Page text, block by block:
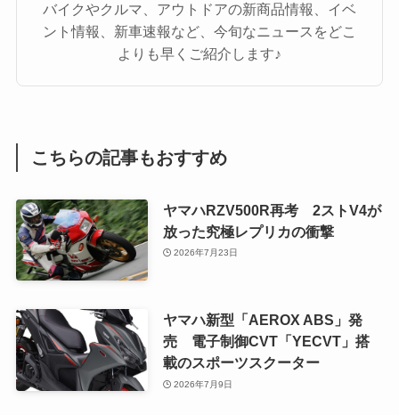
バイクやクルマ、アウトドアの新商品情報、イベ
ント情報、新車速報など、今旬なニュースをどこ
よりも早くご紹介します♪
こちらの記事もおすすめ
ヤマハRZV500R再考 2ストV4が
放った究極レプリカの衝撃
2026年7月23日
ヤマハ新型「AEROX ABS」発
売 電子制御CVT「YECVT」搭
載のスポーツスクーター
2026年7月9日